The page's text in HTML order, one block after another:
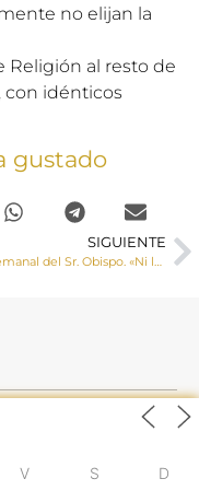
no elijan la
Religión al resto de
idénticos
gustado
SIGUIENTE
Carta semanal del Sr. Obispo. «Ni la gracia de Dios elimina su justicia, ni la justicia hace vana la gracia»
V S D